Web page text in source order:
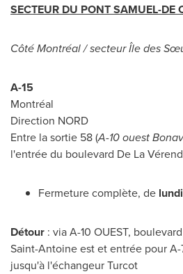
SECTEUR DU PONT SAMUEL-DE
Côté Montréal / secteur Île des
A-15
Montréal
Direction NORD
Entre la sortie 58 (A-10 ouest
l'entrée du boulevard De La
Fermeture complète, de
Détour : via A-10 OUEST,
Saint-Antoineest et entrée pour A-
jusqu'à l'échangeur Turcot